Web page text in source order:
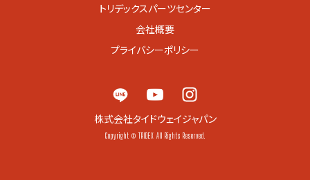
トリデックスパーツセンター
会社概要
プライバシーポリシー
株式会社タイドウェイジャパン
Copyright © TRIDEX All Rights Reserved.